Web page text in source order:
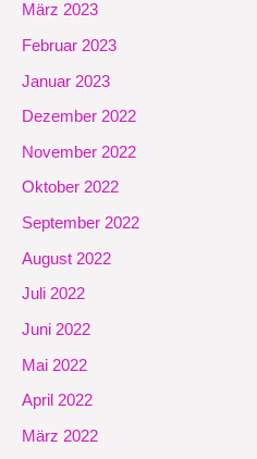
März 2023
Februar 2023
Januar 2023
Dezember 2022
November 2022
Oktober 2022
September 2022
August 2022
Juli 2022
Juni 2022
Mai 2022
April 2022
März 2022